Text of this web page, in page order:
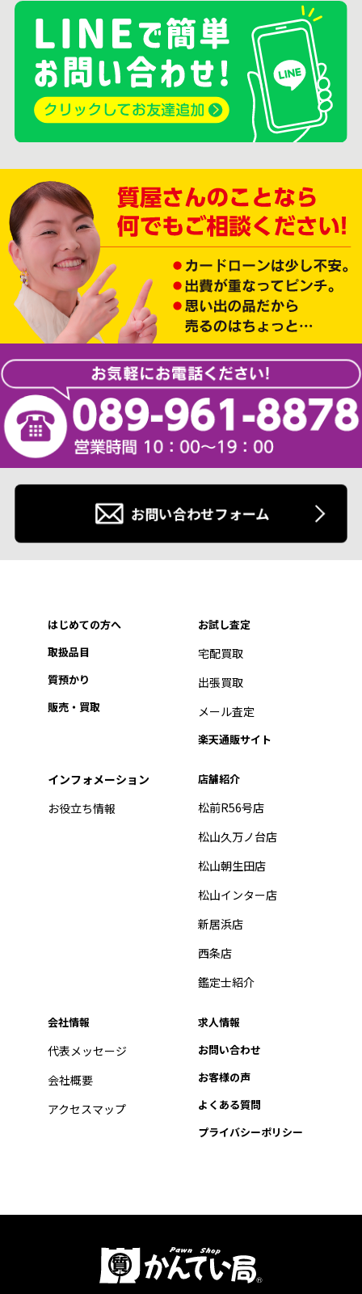
お問い合わせフォーム
はじめての方へ
取扱品目
質預かり
販売・買取
お試し査定
宅配買取
出張買取
メール査定
楽天通販サイト
インフォメーション
お役立ち情報
店舗紹介
松前R56号店
松山久万ノ台店
松山朝生田店
松山インター店
新居浜店
西条店
鑑定士紹介
会社情報
代表メッセージ
会社概要
アクセスマップ
求人情報
お問い合わせ
お客様の声
よくある質問
プライバシーポリシー